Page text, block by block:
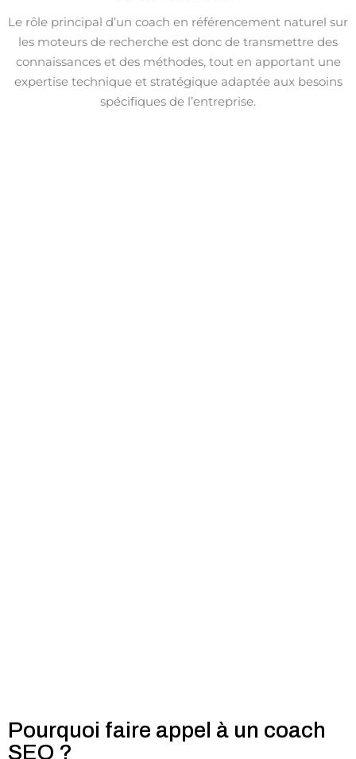
Le rôle principal d’un coach en référencement naturel sur
les moteurs de recherche est donc de transmettre des
connaissances et des méthodes, tout en apportant une
expertise technique et stratégique adaptée aux besoins
spécifiques de l’entreprise.
Pourquoi faire appel à un coach
SEO ?